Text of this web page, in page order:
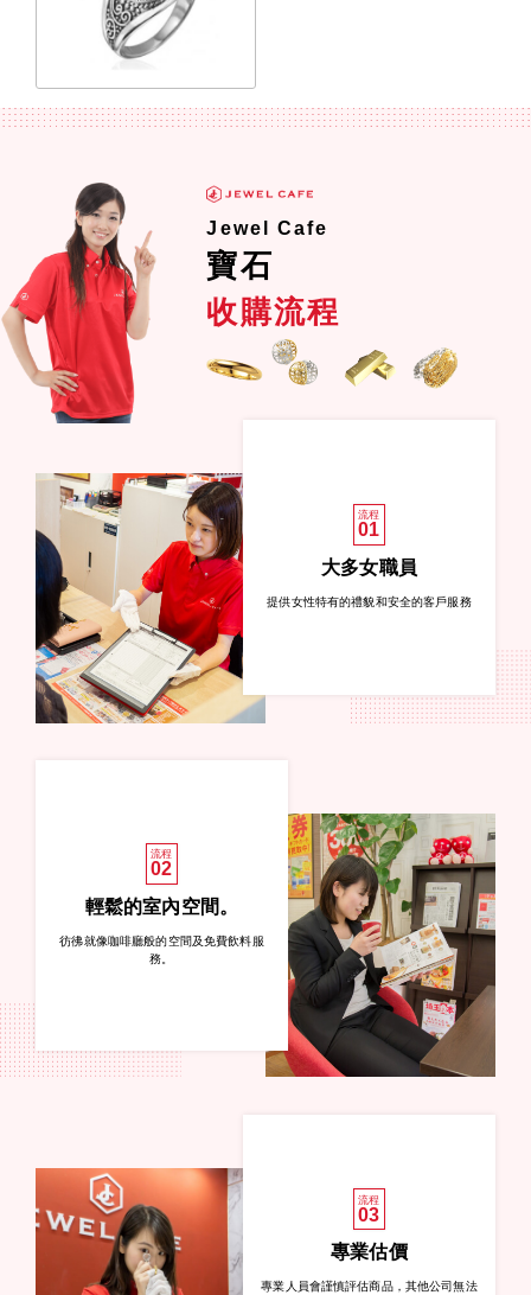
Jewel Cafe
寶石
收購流程
流程
01
大多女職員
提供女性特有的禮貌和安全的客戶服務
流程
02
輕鬆的室內空間。
彷彿就像咖啡廳般的空間及免費飲料服
務。
流程
03
專業估價
專業人員會謹慎評估商品，其他公司無法